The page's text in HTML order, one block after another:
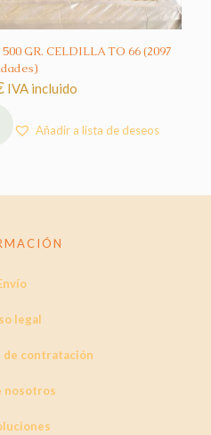
GR. CELDILLA TO 66 (2097
IVA incluido
Añadir a lista de deseos
legal
de contratación
nosotros